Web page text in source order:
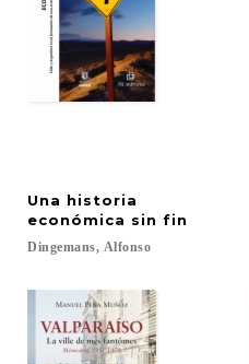
Una historia
económica sin fin
Dingemans, Alfonso